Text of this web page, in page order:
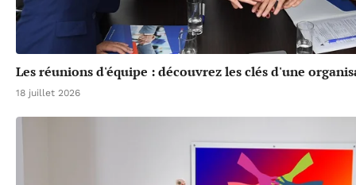
Les réunions d'équipe : découvrez les clés d'une
18 juillet 2026